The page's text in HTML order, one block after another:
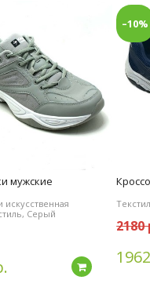
мужские
искусственная
Серый
Подробнее
–10%
2180